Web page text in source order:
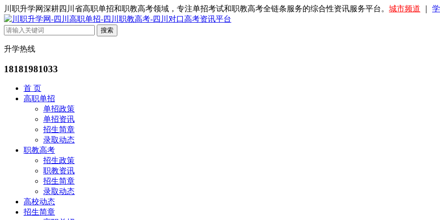
川职升学网深耕四川省高职单招和职教高考领域，专注单招考试和职教高考全链条服务的综合性资讯服务平台。 城市频道
升学热线
18181981033
首 页
高职单招
单招政策
单招资讯
招生简章
录取动态
职教高考
招生政策
职教资讯
招生简章
录取动态
高校动态
招生简章